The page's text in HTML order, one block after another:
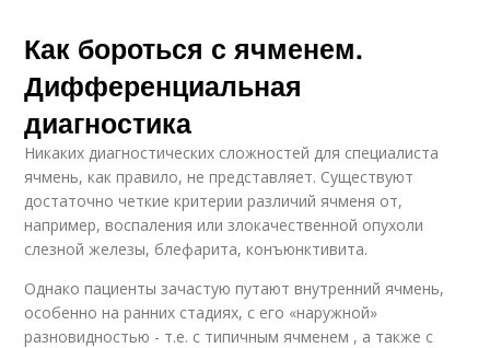
Как бороться с ячменем.
Дифференциальная
диагностика
Никаких диагностических сложностей для специалиста
ячмень, как правило, не представляет. Существуют
достаточно четкие критерии различий ячменя от,
например, воспаления или злокачественной опухоли
слезной железы, блефарита, конъюнктивита.
Однако пациенты зачастую путают внутренний ячмень,
особенно на ранних стадиях, с его «наружной»
разновидностью - т.е. с типичным ячменем , а также с